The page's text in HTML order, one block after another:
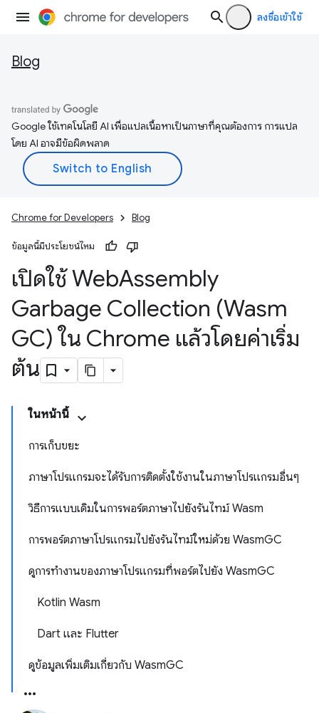
ลงชื่อเข้าใช้
Blog
Google ใช้เทคโนโลยี AI เพื่อแปลเนื้อหาเป็นภาษาที่คุณต้องการ การแปล
โดย AI อาจมีข้อผิดพลาด
Chrome for Developers Blog
ข้อมูลนี้มีประโยชน์ไหม
เปิดใช้ WebAssembly
Garbage Collection (Wasm
GC) ใน Chrome แล้วโดยค่าเริ่ม
ต้น
ในหน้านี้
การเก็บขยะ
ภาษาโปรแกรมจะได้รับการติดตั้งใช้งานในภาษาโปรแกรมอื่นๆ
วิธีการแบบเดิมในการพอร์ตภาษาไปยังรันไทม์ Wasm
การพอร์ตภาษาโปรแกรมไปยังรันไทม์ใหม่ด้วย WasmGC
ดูการทำงานของภาษาโปรแกรมที่พอร์ตไปยัง WasmGC
Kotlin Wasm
Dart และ Flutter
ดูข้อมูลเพิ่มเติมเกี่ยวกับ WasmGC